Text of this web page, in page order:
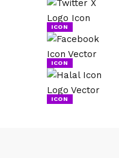
ICON
ICON
ICON